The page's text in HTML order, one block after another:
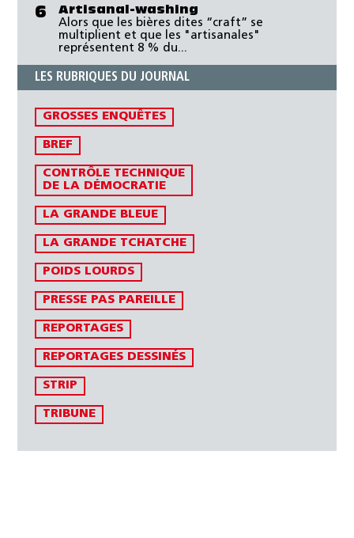
6
Artisanal-washing
Alors que les bières dites “craft” se
multiplient et que les "artisanales"
représentent 8 % du...
LES RUBRIQUES DU JOURNAL
GROSSES ENQUÊTES
BREF
CONTRÔLE TECHNIQUE
DE LA DÉMOCRATIE
LA GRANDE BLEUE
LA GRANDE TCHATCHE
POIDS LOURDS
PRESSE PAS PAREILLE
REPORTAGES
REPORTAGES DESSINÉS
STRIP
TRIBUNE